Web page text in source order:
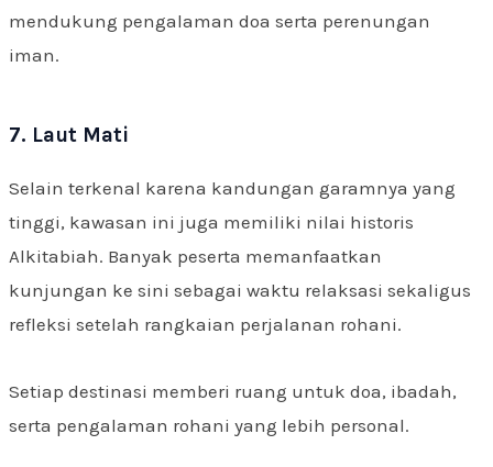
mendukung pengalaman doa serta perenungan
iman.
7. Laut Mati
Selain terkenal karena kandungan garamnya yang
tinggi, kawasan ini juga memiliki nilai historis
Alkitabiah. Banyak peserta memanfaatkan
kunjungan ke sini sebagai waktu relaksasi sekaligus
refleksi setelah rangkaian perjalanan rohani.
Setiap destinasi memberi ruang untuk doa, ibadah,
serta pengalaman rohani yang lebih personal.